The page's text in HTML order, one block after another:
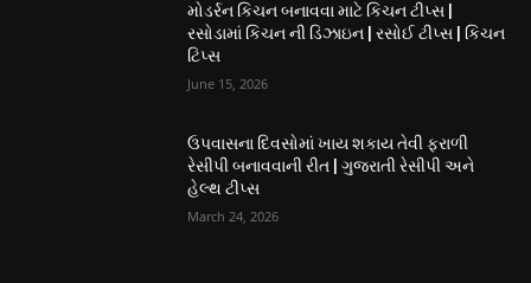
મોડર્રન કિચન બનાવવા માટે કિચન ટીપ્સ |
રસોડામાં કિચન ની ડિઝાઇન | રસોઈ ટીપ્સ | કિચન
ટિપ્સ
June 15, 2026
ઉપવાસના દિવસોમાં ખાય શકાય તેવી ફરાળી
રેસીપી બનાવવાની રીત | ગુજરાતી રેસીપી અને
હેલ્થ ટીપ્સ
March 24, 2026